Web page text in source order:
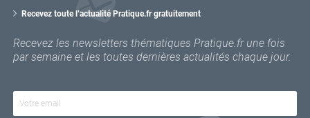
Recevez toute l’actualité Pratique.fr gratuitement
Recevez les newsletters thématiques Pratique.fr une fois
par semaine et les toutes dernières actualités chaque jour.
o
r
e
e